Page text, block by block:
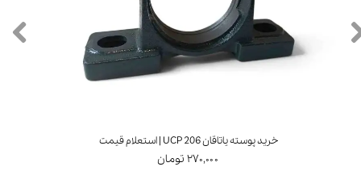
خرید پوسته یاتاقان UCP 206 | استعلام قیمت
۲۷۰,۰۰۰ تومان